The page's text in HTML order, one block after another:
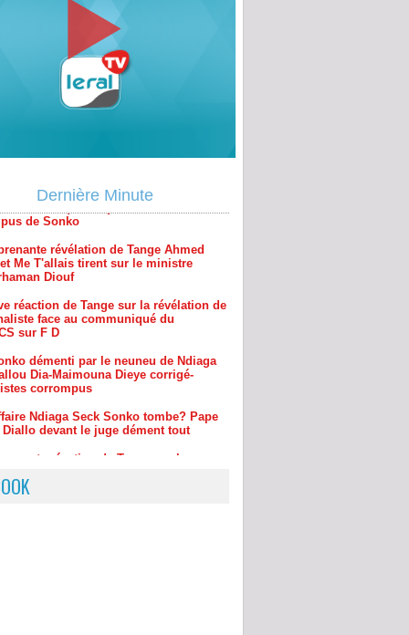
Dernière Minute
demasque les journalistes
révélation de Tange Ahmed
Me T'allais tirent sur le ministre
Diouf
réaction de Tange sur la révélation de
face au communiqué du
sur F D
démenti par le neuneu de Ndiaga
Dia-Maimouna Dieye corrigé-
corrompus
Ndiaga Seck Sonko tombe? Pape
Diallo devant le juge dément tout
de Badara Gadiaga à Nit Doff de
sa démission